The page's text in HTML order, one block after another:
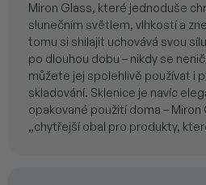
Miron Glass, které jednoduše
slunečním světlem, vlhkostí a
tomu si shilajit uchovává svou
po dlouhou dobu – nikdy se
můžete jej spolehlivě používat i
skladování. Sklenice je navíc
opakované použití doma –
„chytřejší obal pro produkty,